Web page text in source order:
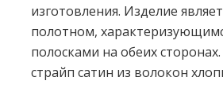
изготовления. Изделие
полотном,
полосками на обеих
страйп сатин из волокон